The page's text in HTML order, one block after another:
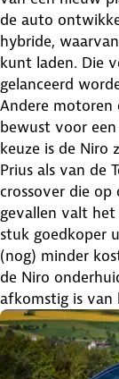
de auto
hybride,
kunt laden. Die
gelanceerd
Andere motoren
bewust voor
keuze is de Niro
Prius als van de
crossover die
gevallen valt
stuk goedkoper
(nog) minder
de Niro
afkomstig is van